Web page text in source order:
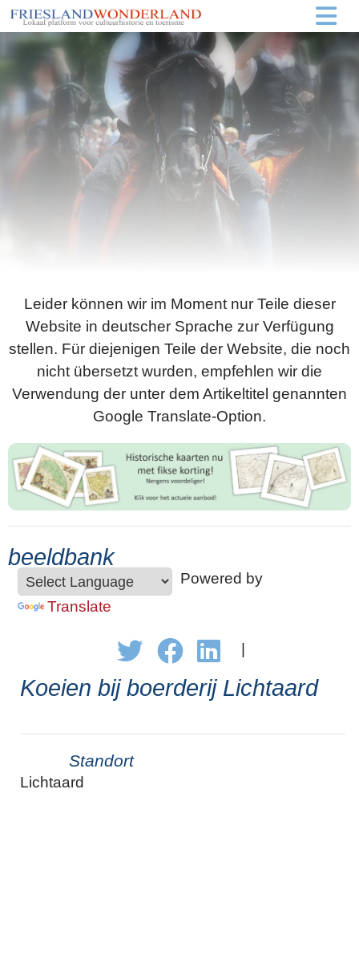
Leider können wir im Moment nur Teile dieser
Website in deutscher Sprache zur Verfügung
stellen. Für diejenigen Teile der Website, die noch
nicht übersetzt wurden, empfehlen wir die
Verwendung der unter dem Artikeltitel genannten
Google Translate-Option.
beeldbank
Powered by
Translate
|
Koeien bij boerderij Lichtaard
Standort
Lichtaard